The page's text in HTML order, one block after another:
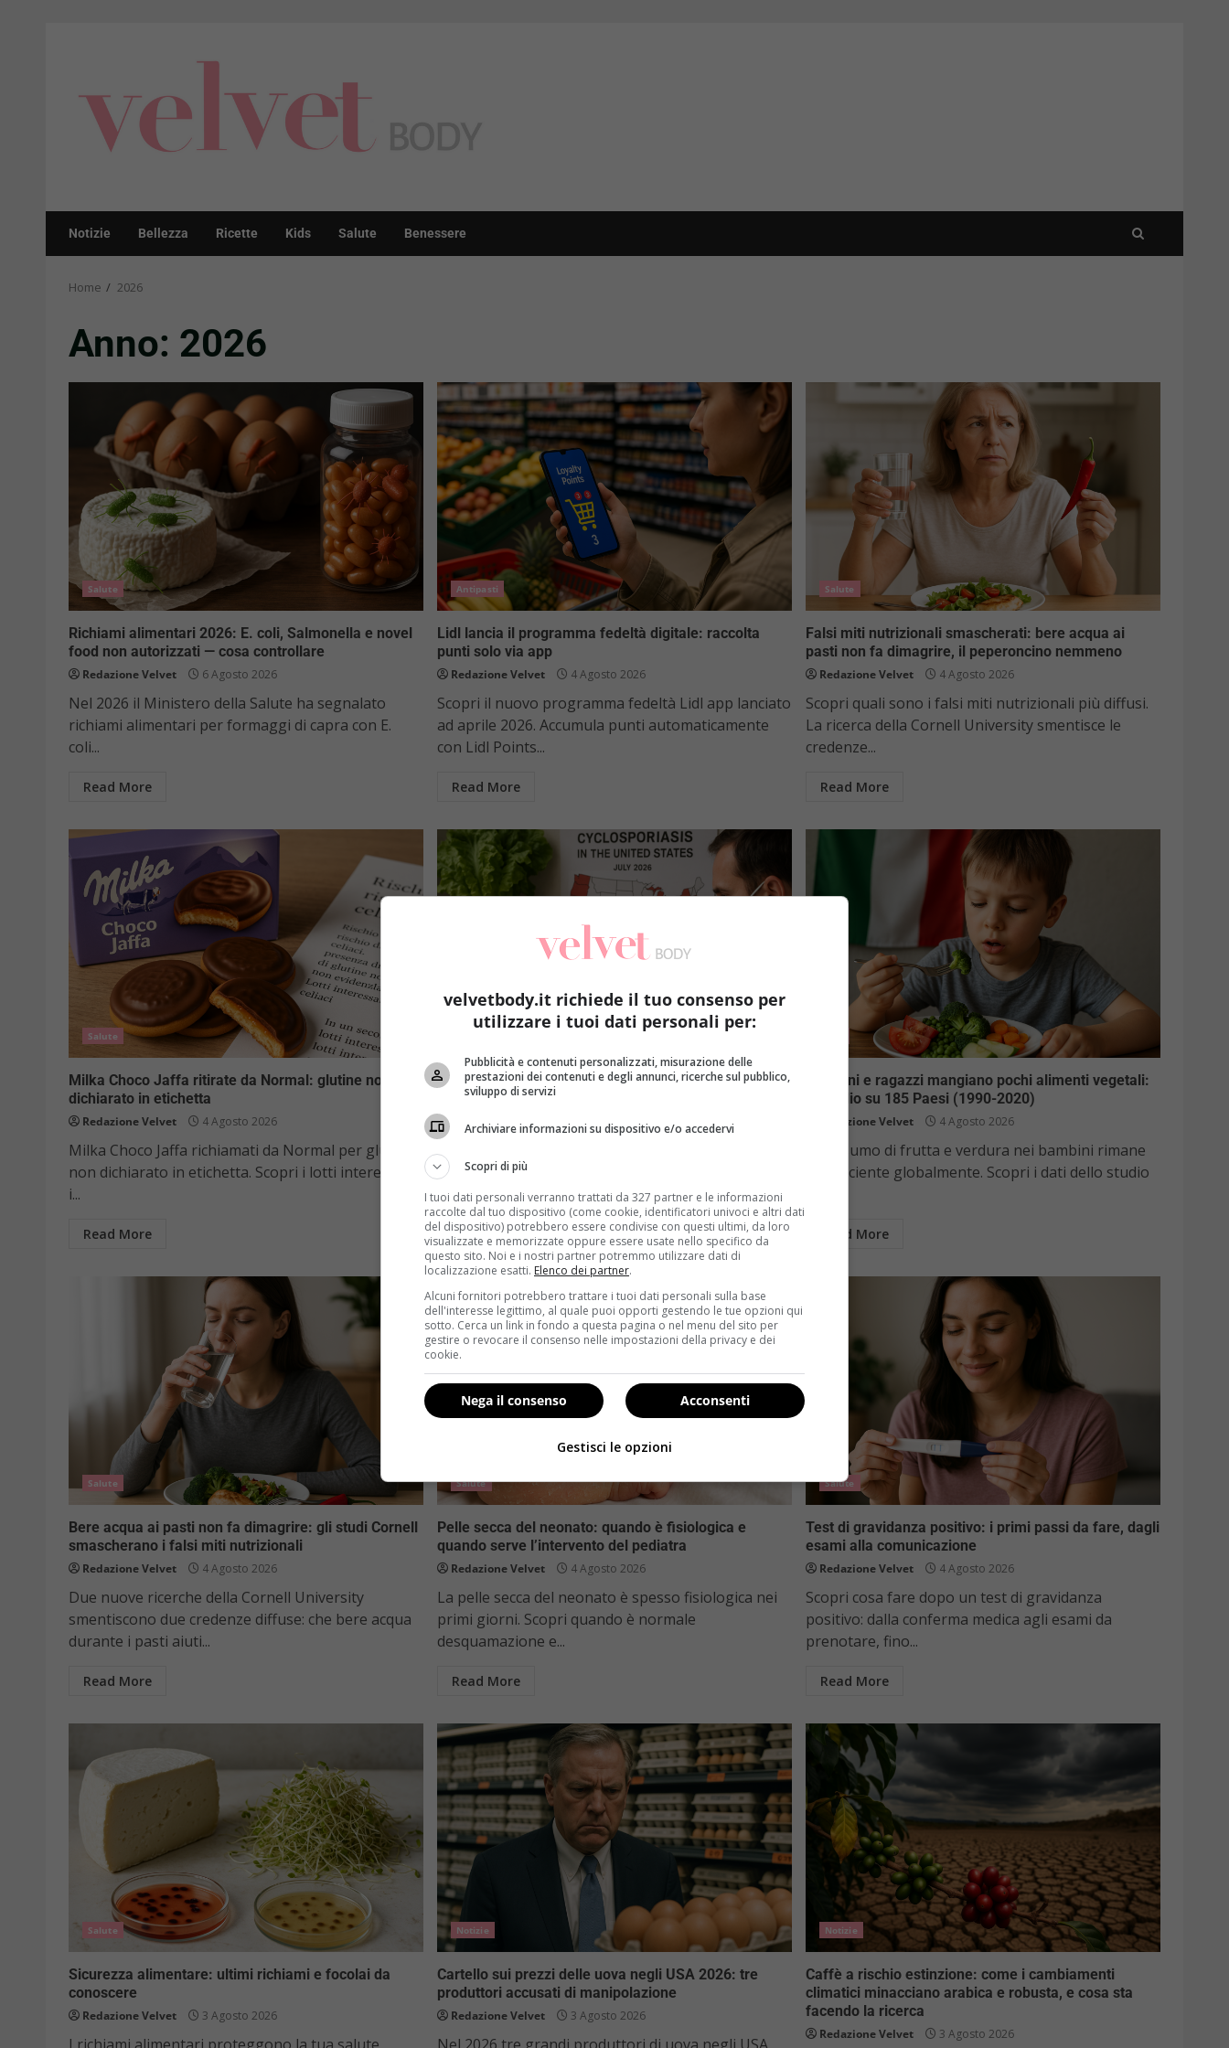
Notizie Bellezza Ricette Kids Salute Benessere
Home 2026
Anno: 2026
Salute
Richiami alimentari 2026: E. coli, Salmonella e novel
food non autorizzati — cosa controllare
Redazione Velvet 6 Agosto 2026
Nel 2026 il Ministero della Salute ha segnalato
richiami alimentari per formaggi di capra con E.
coli...
Read More
Antipasti
Lidl lancia il programma fedeltà digitale: raccolta
punti solo via app
Redazione Velvet 4 Agosto 2026
Scopri il nuovo programma fedeltà Lidl app lanciato
ad aprile 2026. Accumula punti automaticamente
con Lidl Points...
Read More
Salute
Falsi miti nutrizionali smascherati: bere acqua ai
pasti non fa dimagrire, il peperoncino nemmeno
Redazione Velvet 4 Agosto 2026
Scopri quali sono i falsi miti nutrizionali più diffusi.
La ricerca della Cornell University smentisce le
credenze...
Read More
Salute
Milka Choco Jaffa ritirate da Normal: glutine non
dichiarato in etichetta
Redazione Velvet 4 Agosto 2026
Milka Choco Jaffa richiamati da Normal per glutine
non dichiarato in etichetta. Scopri i lotti interessati,
i...
Read More
Epidemia di ciclosporiasi negli USA (luglio 2026):
quasi 3mila casi e il ruolo dei tagli ai CDC
Redazione Velvet 4 Agosto 2026
Quasi 3mila casi di ciclosporiasi registrati in almeno
19 Stati USA nel luglio 2026. Scopri i sintomi,...
Read More
Bambini e ragazzi mangiano pochi alimenti vegetali:
lo studio su 185 Paesi (1990-2020)
Redazione Velvet 4 Agosto 2026
Il consumo di frutta e verdura nei bambini rimane
insufficiente globalmente. Scopri i dati dello studio
Read More
Salute
Bere acqua ai pasti non fa dimagrire: gli studi Cornell
smascherano i falsi miti nutrizionali
Redazione Velvet 4 Agosto 2026
Due nuove ricerche della Cornell University
smentiscono due credenze diffuse: che bere acqua
durante i pasti aiuti...
Read More
Salute
Pelle secca del neonato: quando è fisiologica e
quando serve l’intervento del pediatra
Redazione Velvet 4 Agosto 2026
La pelle secca del neonato è spesso fisiologica nei
primi giorni. Scopri quando è normale
desquamazione e...
Read More
Salute
Test di gravidanza positivo: i primi passi da fare, dagli
esami alla comunicazione
Redazione Velvet 4 Agosto 2026
Scopri cosa fare dopo un test di gravidanza
positivo: dalla conferma medica agli esami da
prenotare, fino...
Read More
Salute
Sicurezza alimentare: ultimi richiami e focolai da
conoscere
Redazione Velvet 3 Agosto 2026
Notizie
Cartello sui prezzi delle uova negli USA 2026: tre
produttori accusati di manipolazione
Redazione Velvet 3 Agosto 2026
Notizie
Caffè a rischio estinzione: come i cambiamenti
climatici minacciano arabica e robusta, e cosa sta
facendo la ricerca
Redazione Velvet 3 Agosto 2026
velvetbody.it richiede il tuo consenso per
utilizzare i tuoi dati personali per:
Pubblicità e contenuti personalizzati, misurazione delle
prestazioni dei contenuti e degli annunci, ricerche sul pubblico,
sviluppo di servizi
Archiviare informazioni su dispositivo e/o accedervi
Scopri di più
I tuoi dati personali verranno trattati da 327 partner e le informazioni
raccolte dal tuo dispositivo (come cookie, identificatori univoci e altri dati
del dispositivo) potrebbero essere condivise con questi ultimi, da loro
visualizzate e memorizzate oppure essere usate nello specifico da
questo sito. Noi e i nostri partner potremmo utilizzare dati di
localizzazione esatti. Elenco dei partner.
Alcuni fornitori potrebbero trattare i tuoi dati personali sulla base
dell'interesse legittimo, al quale puoi opporti gestendo le tue opzioni qui
sotto. Cerca un link in fondo a questa pagina o nel menu del sito per
gestire o revocare il consenso nelle impostazioni della privacy e dei
cookie.
Acconsenti
Nega il consenso
Gestisci le opzioni